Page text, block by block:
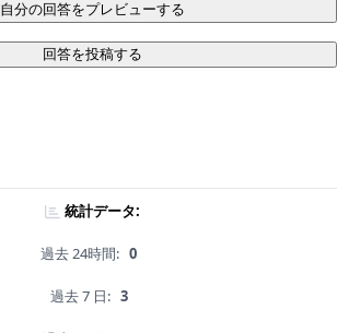
自分の回答をプレビューする
回答を投稿する
統計データ:
過去 24時間: 0
過去 7 日: 3